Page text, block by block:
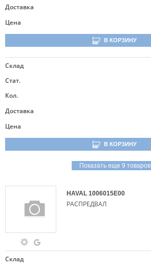
Доставка
Цена
В КОРЗИНУ
Склад
Стат.
Кол.
Доставка
Цена
В КОРЗИНУ
Показать еще 9 товаров
HAVAL 1006015E00
РАСПРЕДВАЛ
Склад